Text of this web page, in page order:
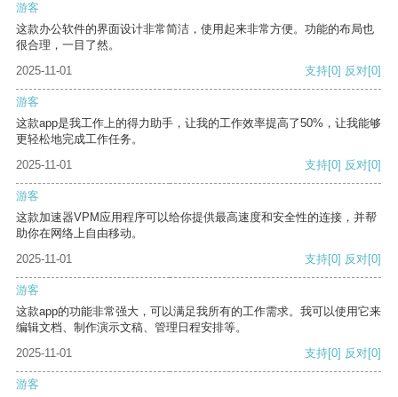
游客
这款办公软件的界面设计非常简洁，使用起来非常方便。功能的布局也
很合理，一目了然。
2025-11-01
支持[0] 反对[0]
游客
这款app是我工作上的得力助手，让我的工作效率提高了50%，让我能够
更轻松地完成工作任务。
2025-11-01
支持[0] 反对[0]
游客
这款加速器VPM应用程序可以给你提供最高速度和安全性的连接，并帮
助你在网络上自由移动。
2025-11-01
支持[0] 反对[0]
游客
这款app的功能非常强大，可以满足我所有的工作需求。我可以使用它来
编辑文档、制作演示文稿、管理日程安排等。
2025-11-01
支持[0] 反对[0]
游客